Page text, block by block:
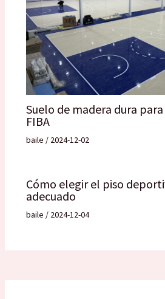
Suelo de madera dura
FIBA
baile / 2024-12-02
Cómo elegir el piso
adecuado
baile / 2024-12-04